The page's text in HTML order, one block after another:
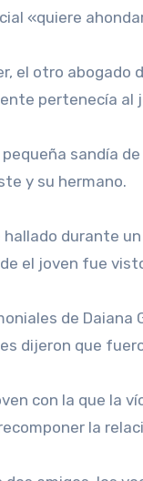
«quiere
el otro
pertenecía al
sandía
y su hermano.
durante
el joven fue
de Daiana
dijeron que
con la que la
la